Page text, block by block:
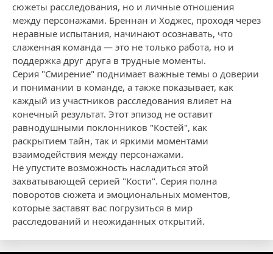
сюжеты расследования, но и личные отношения
между персонажами. Бреннан и Ходжес, проходя через
неравные испытания, начинают осознавать, что
слаженная команда — это не только работа, но и
поддержка друг друга в трудные моменты.
Серия "Смирение" поднимает важные темы о доверии
и понимании в команде, а также показывает, как
каждый из участников расследования влияет на
конечный результат. Этот эпизод не оставит
равнодушными поклонников "Костей", как
раскрытием тайн, так и яркими моментами
взаимодействия между персонажами.
Не упустите возможность насладиться этой
захватывающей серией "Кости". Серия полна
поворотов сюжета и эмоциональных моментов,
которые заставят вас погрузиться в мир
расследований и неожиданных открытий.